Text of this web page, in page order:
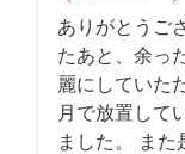
ありがとうご
たあと、余っ
麗にしていた
月で放置して
ました。 ま